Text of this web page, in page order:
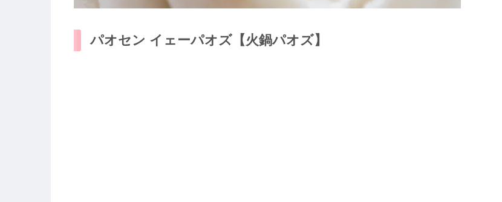
パオセン イェーパオズ【火鍋パオズ】